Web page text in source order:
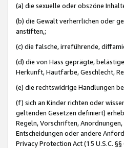
(a) die sexuelle oder obszöne
(b) die Gewalt verherrlichen oder
anstiften,;
(c) die falsche, irreführende,
(d) die von Hass geprägte,
Herkunft, Hautfarbe, Geschlecht,
(e) die rechtswidrige Handlungen
(f) sich an Kinder richten oder
geltenden Gesetzen definiert)
Regeln, Vorschriften,
Entscheidungen oder andere
Privacy Protection Act (15 U.S.C.